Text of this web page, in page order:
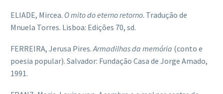
ELIADE, Mircea. O mito do eterno retorno. Tradução de
Mnuela Torres. Lisboa: Edições 70, sd.
FERREIRA, Jerusa Pires. Armadilhas da memória (conto e
poesia popular). Salvador: Fundação Casa de Jorge Amado,
1991.